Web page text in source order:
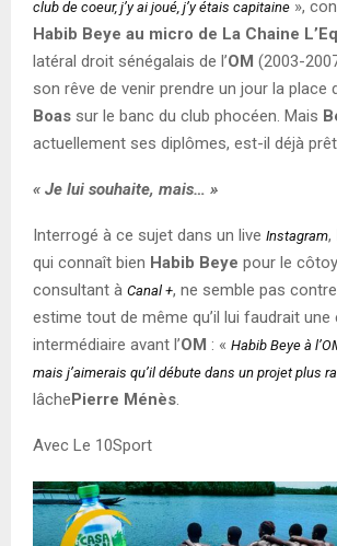
club de coeur, j’y ai joué, j’y étais capitaine »,
Habib Beye au micro de La Chaine
latéral droit sénégalais de l’OM (2003-
son rêve de venir prendre un jour la place
Boas sur le banc du club phocéen. Mais
actuellement ses diplômes, est-il déjà prêt
« Je lui souhaite, mais… »
Interrogé à ce sujet dans un live Instagram,
qui connaît bien Habib Beye pour le
consultant à Canal +, ne semble pas contre
estime tout de même qu’il lui faudrait une
intermédiaire avant l’OM : « Habib Beye à
mais j’aimerais qu’il débute dans un projet plus
lâchePierre Ménès.
Avec Le 10Sport